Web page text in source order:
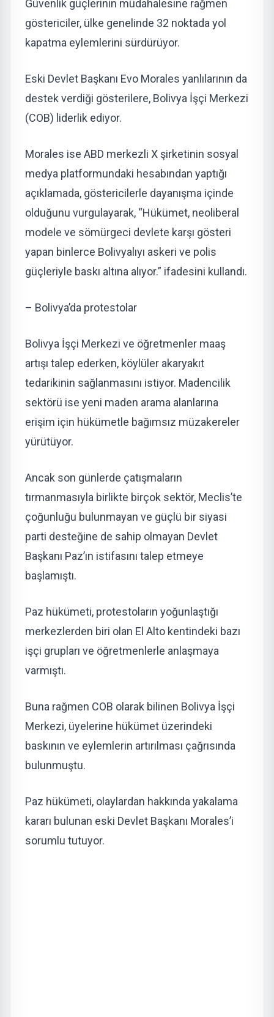
Güvenlik güçlerinin müdahalesine rağmen
göstericiler, ülke genelinde 32 noktada yol
kapatma eylemlerini sürdürüyor.
Eski Devlet Başkanı Evo Morales yanlılarının da
destek verdiği gösterilere, Bolivya İşçi Merkezi
(COB) liderlik ediyor.
Morales ise ABD merkezli X şirketinin sosyal
medya platformundaki hesabından yaptığı
açıklamada, göstericilerle dayanışma içinde
olduğunu vurgulayarak, “Hükümet, neoliberal
modele ve sömürgeci devlete karşı gösteri
yapan binlerce Bolivyalıyı askeri ve polis
güçleriyle baskı altına alıyor.” ifadesini kullandı.
– Bolivya’da protestolar
Bolivya İşçi Merkezi ve öğretmenler maaş
artışı talep ederken, köylüler akaryakıt
tedarikinin sağlanmasını istiyor. Madencilik
sektörü ise yeni maden arama alanlarına
erişim için hükümetle bağımsız müzakereler
yürütüyor.
Ancak son günlerde çatışmaların
tırmanmasıyla birlikte birçok sektör, Meclis’te
çoğunluğu bulunmayan ve güçlü bir siyasi
parti desteğine de sahip olmayan Devlet
Başkanı Paz’ın istifasını talep etmeye
başlamıştı.
Paz hükümeti, protestoların yoğunlaştığı
merkezlerden biri olan El Alto kentindeki bazı
işçi grupları ve öğretmenlerle anlaşmaya
varmıştı.
Buna rağmen COB olarak bilinen Bolivya İşçi
Merkezi, üyelerine hükümet üzerindeki
baskının ve eylemlerin artırılması çağrısında
bulunmuştu.
Paz hükümeti, olaylardan hakkında yakalama
kararı bulunan eski Devlet Başkanı Morales’i
sorumlu tutuyor.